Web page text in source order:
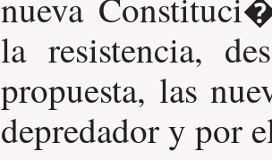
la resistencia,
propuesta, las
depredador y por